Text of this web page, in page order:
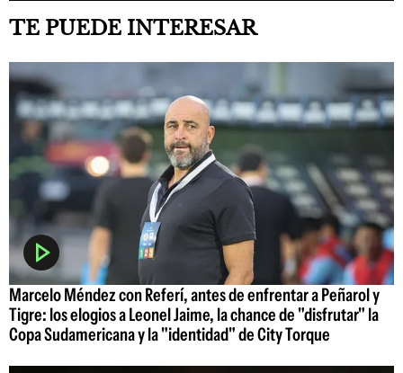
TE PUEDE INTERESAR
Marcelo Méndez con Referí, antes de enfrentar a Peñarol y
Tigre: los elogios a Leonel Jaime, la chance de "disfrutar" la
Copa Sudamericana y la "identidad" de City Torque